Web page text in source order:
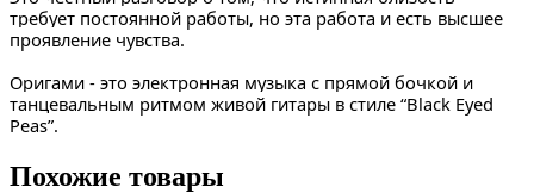
требует постоянной работы, но эта работа и есть высшее
проявление чувства.
Оригами - это электронная музыка с прямой бочкой и
танцевальным ритмом живой гитары в стиле “Black Eyed
Peas”.
Похожие товары